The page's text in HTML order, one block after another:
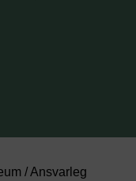
/ Ansvarleg